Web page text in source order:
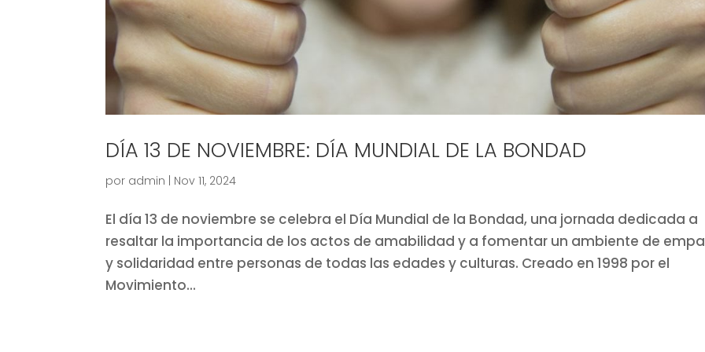
DÍA 13 DE NOVIEMBRE: DÍA MUNDIAL DE LA BONDAD
por admin Nov 11, 2024
El día 13 de noviembre se celebra el Día Mundial de la Bondad, una jornada dedicada a
resaltar la importancia de los actos de amabilidad y a fomentar un ambiente de
y solidaridad entre personas de todas las edades y culturas. Creado en 1998 por el
Movimiento...